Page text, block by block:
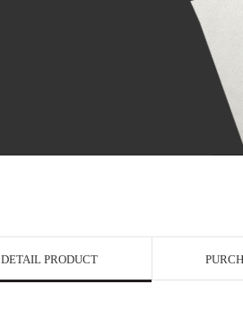
DETAIL PRODUCT